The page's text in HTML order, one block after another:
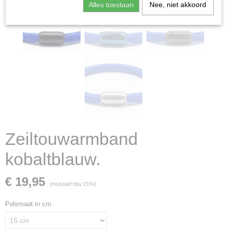
Zeiltouwarmband
kobaltblauw.
€ 19,95 (inclusief btw 21%)
Polsmaat in cm.
Alles toestaan Nee, niet akkoord